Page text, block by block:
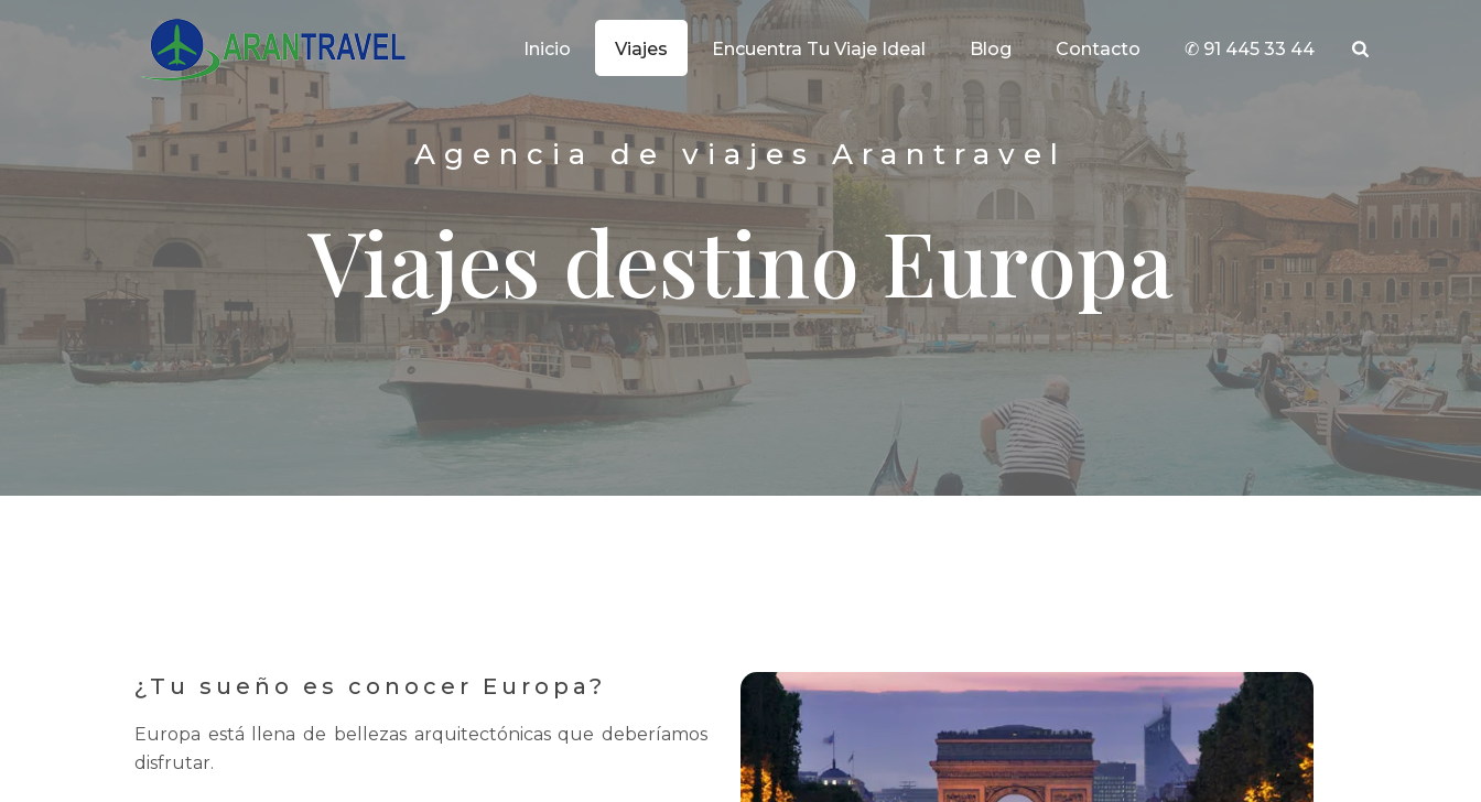
Inicio Viajes Encuentra Tu Viaje Ideal Blog Contacto ✆ 91 445 33 44
Agencia de viajes Arantravel
Viajes destino Europa
¿Tu sueño es conocer Europa?
Europa está llena de bellezas arquitectónicas que deberíamos
disfrutar.